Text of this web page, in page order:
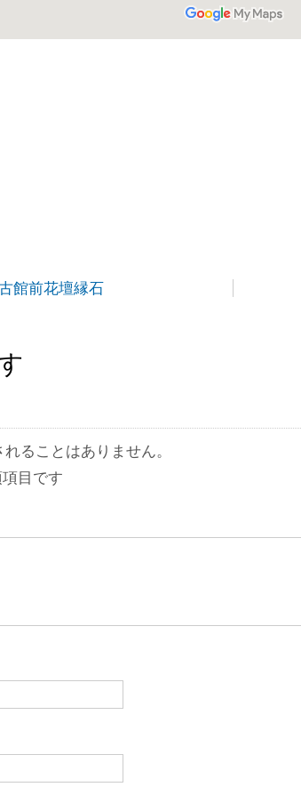
館前花壇縁石
ることはありません。
目です